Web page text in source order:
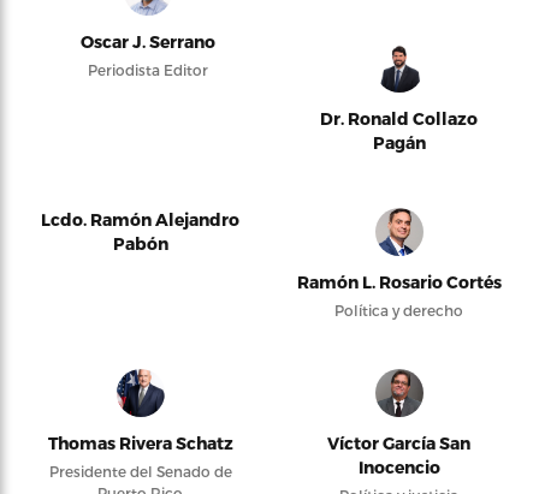
Oscar J. Serrano
Periodista Editor
Dr. Ronald Collazo
Pagán
Lcdo. Ramón Alejandro
Pabón
Ramón L. Rosario Cortés
Política y derecho
Thomas Rivera Schatz
Presidente del Senado de
Víctor García San
Inocencio